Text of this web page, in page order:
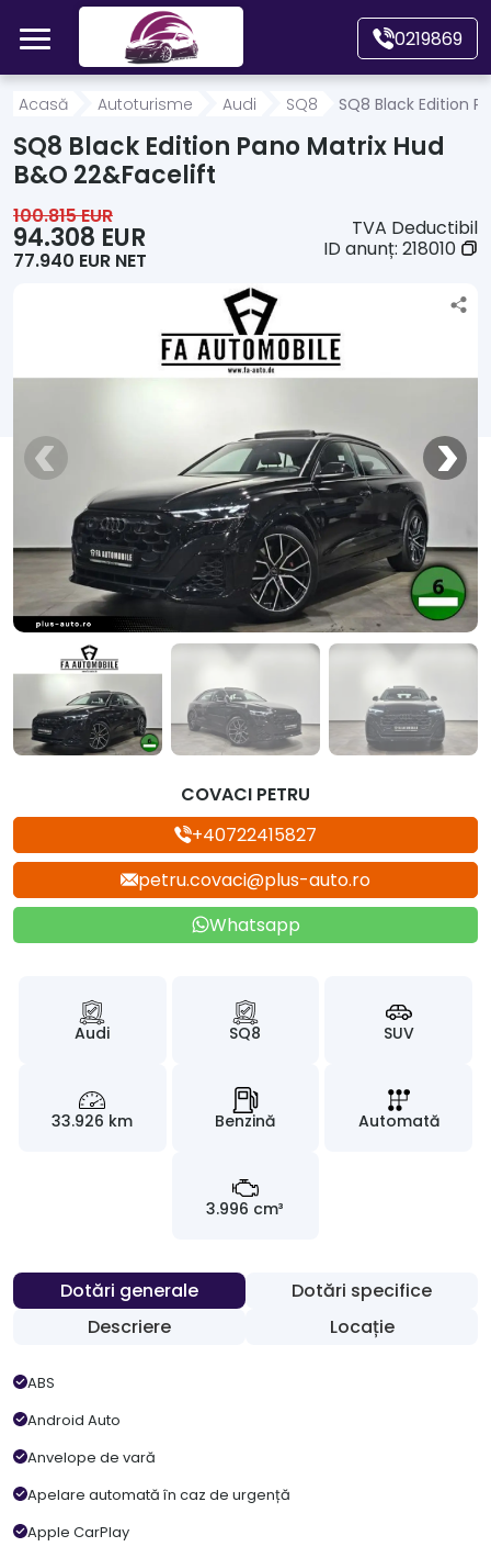
Mergi direct la conținutul principal
0219869
Acasă
Autoturisme
Motociclete
Alte tipuri vehicule
Contact
Acasă Autoturisme Audi SQ8 SQ8 Black Edition
SQ8 Black Edition Pano Matrix Hud
B&O 22&Facelift
100.815 EUR
94.308 EUR
77.940 EUR NET
TVA Deductibil
ID anunț: 218010
COVACI PETRU
+40722415827
petru.covaci@plus-auto.ro
Whatsapp
Audi SQ8 SUV
33.926 km Benzină Automată
3.996 cm³
Dotări generale
Dotări specifice
Descriere
Locație
ABS
Android Auto
Anvelope de vară
Apelare automată în caz de urgență
Apple CarPlay